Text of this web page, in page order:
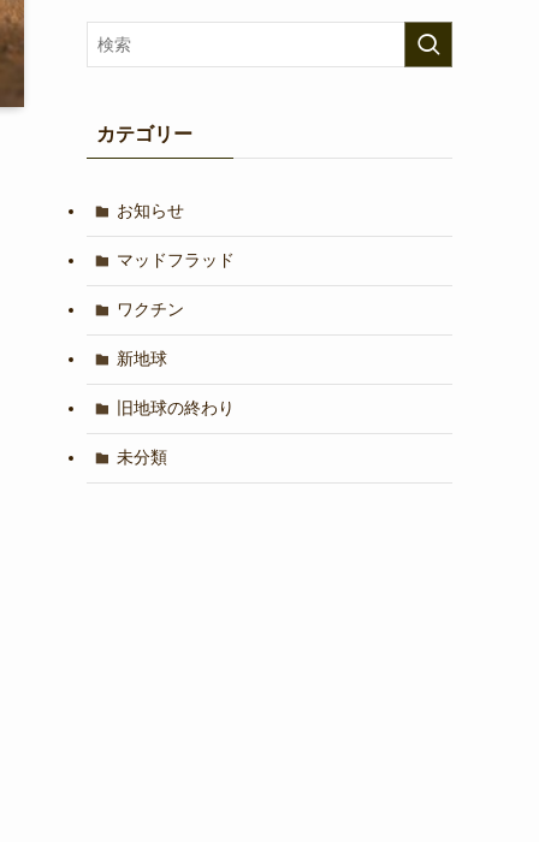
カテゴリー
お知らせ
マッドフラッド
ワクチン
新地球
旧地球の終わり
未分類